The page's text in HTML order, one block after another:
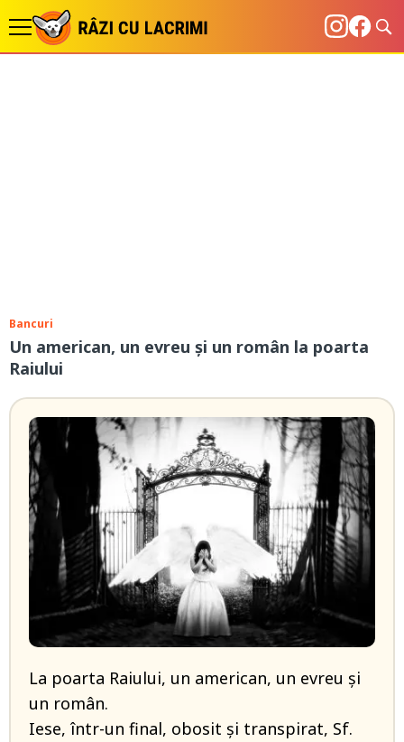
Bancuri
Un american, un evreu și un român la poarta
Raiului
La poarta Raiului, un american, un evreu și
un român.
Iese, într-un final, obosit și transpirat, Sf.